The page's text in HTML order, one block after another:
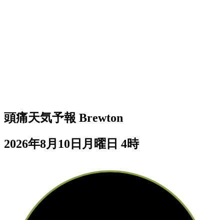
頭痛天気予報 Brewton
2026年8月10日月曜日 4時